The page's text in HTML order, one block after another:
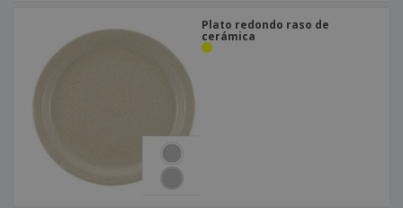
Plato redondo raso de
cerámica